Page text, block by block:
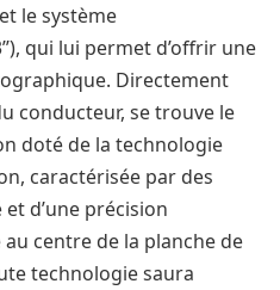
le système
qui lui permet d’offrir une
Directement
conducteur, se trouve le
doté de la technologie
caractérisée par des
d’une précision
centre de la planche de
technologie saura